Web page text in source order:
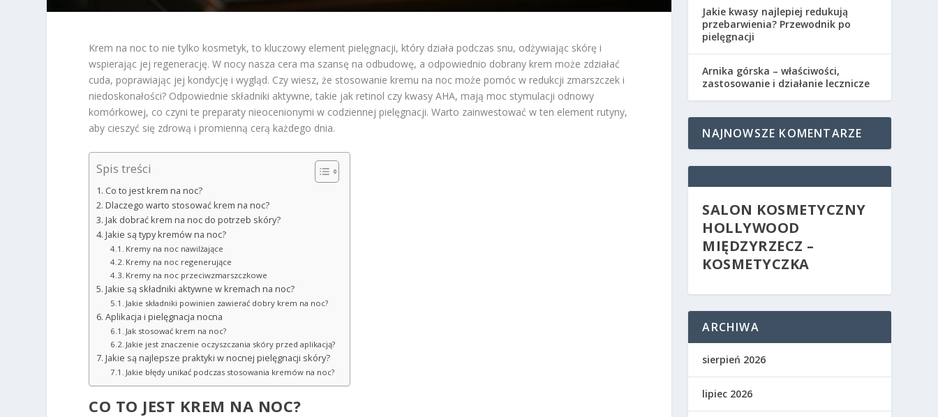
Krem na noc to nie tylko kosmetyk, to kluczowy element pielęgnacji, który działa podczas snu, odżywiając skórę i
wspierając jej regenerację. W nocy nasza cera ma szansę na odbudowę, a odpowiednio dobrany krem może zdziałać
cuda, poprawiając jej kondycję i wygląd. Czy wiesz, że stosowanie kremu na noc może pomóc w redukcji zmarszczek i
niedoskonałości? Odpowiednie składniki aktywne, takie jak retinol czy kwasy AHA, mają moc stymulacji odnowy
komórkowej, co czyni te preparaty nieocenionymi w codziennej pielęgnacji. Warto zainwestować w ten element rutyny,
aby cieszyć się zdrową i promienną cerą każdego dnia.
Spis treści
Co to jest krem na noc?
Dlaczego warto stosować krem na noc?
Jak dobrać krem na noc do potrzeb skóry?
Jakie są typy kremów na noc?
Kremy na noc nawilżające
Kremy na noc regenerujące
Kremy na noc przeciwzmarszczkowe
Jakie są składniki aktywne w kremach na noc?
Jakie składniki powinien zawierać dobry krem na noc?
Aplikacja i pielęgnacja nocna
Jak stosować krem na noc?
Jakie jest znaczenie oczyszczania skóry przed aplikacją?
Jakie są najlepsze praktyki w nocnej pielęgnacji skóry?
Jakie błędy unikać podczas stosowania kremów na noc?
CO TO JEST KREM NA NOC?
Jakie kwasy najlepiej redukują
przebarwienia? Przewodnik po
pielęgnacji
Arnika górska – właściwości,
zastosowanie i działanie lecznicze
NAJNOWSZE KOMENTARZE
SALON KOSMETYCZNY
HOLLYWOOD
MIĘDZYRZECZ –
KOSMETYCZKA
ARCHIWA
sierpień 2026
lipiec 2026